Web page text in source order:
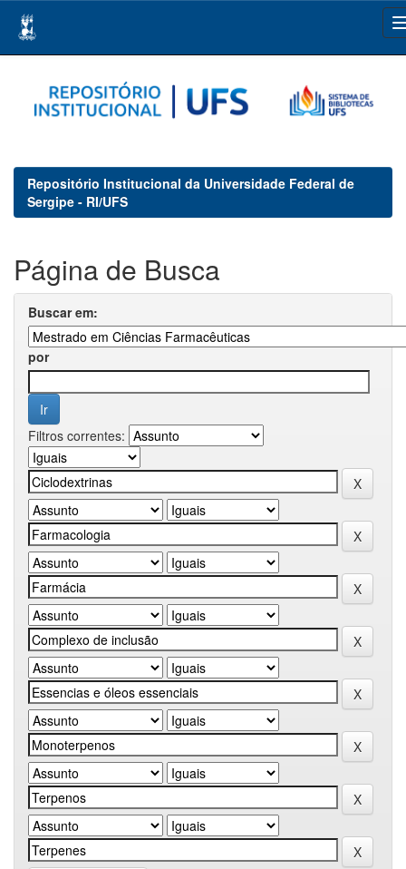
navigation
Repositório Institucional da Universidade Federal de
Sergipe - RI/UFS
Página de Busca
Buscar em:
por
Filtros correntes: